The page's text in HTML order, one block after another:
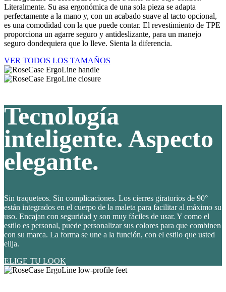
Literalmente. Su asa ergonómica de una sola pieza se adapta
perfectamente a la mano y, con un acabado suave al tacto opcional,
es una comodidad con la que puede contar. El revestimiento de TPE
proporciona un agarre seguro y antideslizante, para un manejo
seguro dondequiera que lo lleve. Sienta la diferencia.
VER TODOS LOS TAMAÑOS
Tecnología
inteligente. Aspecto
elegante.
Sin traqueteos. Sin complicaciones. Los cierres giratorios de 90°
están integrados en el cuerpo de la maleta para facilitar al máximo su
uso. Encajan con seguridad y son muy fáciles de usar. Y como el
estilo es personal, puede personalizar sus colores para que combinen
con su marca. La forma se une a la función, con el estilo que usted
elija.
ELIGE TU LOOK